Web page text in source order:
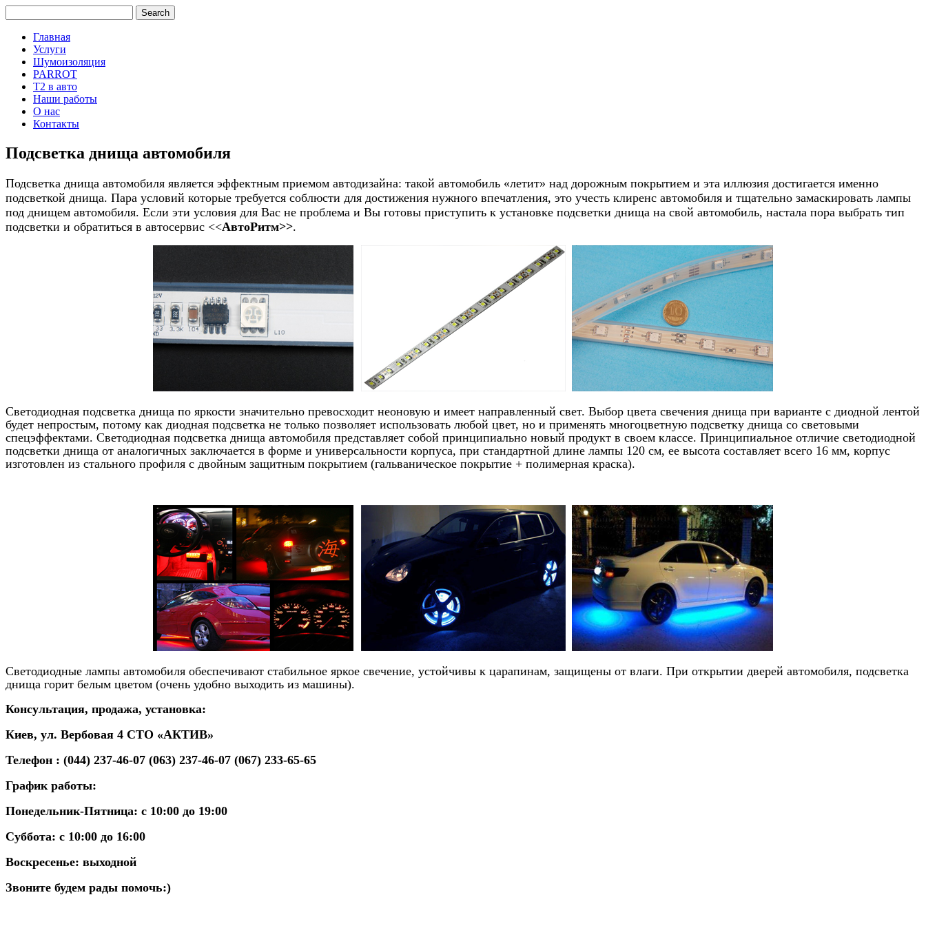
Главная
Услуги
Шумоизоляция
PARROT
Т2 в авто
Наши работы
О нас
Контакты
Подсветка днища автомобиля
Подсветка днища автомобиля является эффектным приемом автодизайна: такой автомобиль «летит» над дорожным покрытием и эта иллюзия достигается именно
подсветкой днища. Пара условий которые требуется соблюсти для достижения нужного впечатления, это учесть клиренс автомобиля и тщательно замаскировать лампы
под днищем автомобиля. Если эти условия для Вас не проблема и Вы готовы приступить к установке подсветки днища на свой автомобиль, настала пора выбрать тип
подсветки и обратиться в автосервис <<АвтоРитм>>.
Светодиодная подсветка днища по яркости значительно превосходит неоновую и имеет направленный свет. Выбор цвета свечения днища при варианте с диодной лентой
будет непростым, потому как диодная подсветка не только позволяет использовать любой цвет, но и применять многоцветную подсветку днища со световыми
спецэффектами. Светодиодная подсветка днища автомобиля представляет собой принципиально новый продукт в своем классе. Принципиальное отличие светодиодной
подсветки днища от аналогичных заключается в форме и универсальности корпуса, при стандартной длине лампы 120 см, ее высота составляет всего 16 мм, корпус
изготовлен из стального профиля с двойным защитным покрытием (гальваническое покрытие + полимерная краска).
Светодиодные лампы автомобиля обеспечивают стабильное яркое свечение, устойчивы к царапинам, защищены от влаги. При открытии дверей автомобиля, подсветка
днища горит белым цветом (очень удобно выходить из машины).
Консультация, продажа, установка:
Киев, ул. Вербовая 4 СТО «АКТИВ»
Телефон : (044) 237-46-07 (063) 237-46-07 (067) 233-65-65
График работы:
Понедельник-Пятница: с 10:00 до 19:00
Суббота: с 10:00 до 16:00
Воскресенье: выходной
Звоните будем рады помочь:)